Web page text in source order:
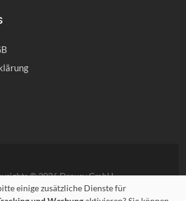
© 2026 Drausy GmbH
einige zusätzliche Dienste für